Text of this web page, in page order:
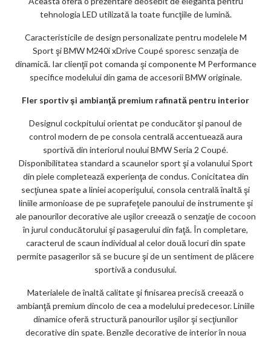
tehnologia LED utilizată la toate funcţiile de lumină.
Caracteristicile de design personalizate pentru modelele M
Sport şi BMW M240i xDrive Coupé sporesc senzaţia de
dinamică. Iar clienţii pot comanda şi componente M Performance
specifice modelului din gama de accesorii BMW originale.
Fler sportiv şi ambianţă premium rafinată pentru interior
Designul cockpitului orientat pe conducător şi panoul de
control modern de pe consola centrală accentuează aura
sportivă din interiorul noului BMW Seria 2 Coupé.
Disponibilitatea standard a scaunelor sport şi a volanului Sport
din piele completează experienţa de condus. Conicitatea din
secţiunea spate a liniei acoperişului, consola centrală înaltă şi
liniile armonioase de pe suprafeţele panoului de instrumente şi
ale panourilor decorative ale uşilor creează o senzaţie de cocoon
în jurul conducătorului şi pasagerului din faţă. În completare,
caracterul de scaun individual al celor două locuri din spate
permite pasagerilor să se bucure şi de un sentiment de plăcere
sportivă a condusului.
Materialele de înaltă calitate şi finisarea precisă creează o
ambianţă premium dincolo de cea a modelului predecesor. Liniile
dinamice oferă structură panourilor uşilor şi secţiunilor
decorative din spate. Benzile decorative de interior în noua